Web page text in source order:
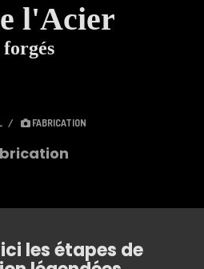
l'Acier
FABRICATION
les étapes de